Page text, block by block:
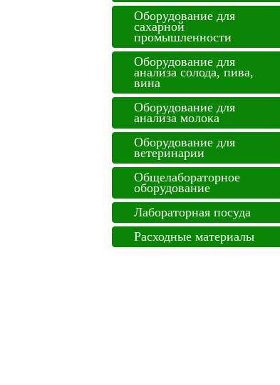
Оборудование для
сахарной
промышленности
Оборудование для
анализа солода, пива,
вина
Оборудование для
анализа молока
Оборудование для
ветеринарии
Общелабораторное
оборудование
Лабораторная посуда
Расходные материалы